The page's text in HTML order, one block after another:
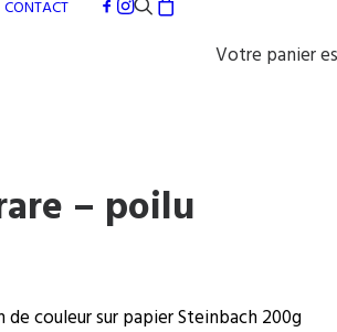
CONTACT
Votre panier
– poilu
de couleur sur papier Steinbach 200g